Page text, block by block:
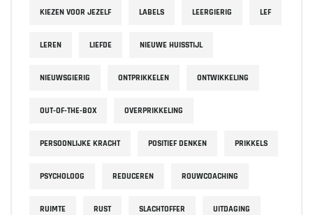
KIEZEN VOOR JEZELF LABELS LEERGIERIG LEF
LEREN LIEFDE NIEUWE HUISSTIJL
NIEUWSGIERIG ONTPRIKKELEN ONTWIKKELING
OUT-OF-THE-BOX OVERPRIKKELING
PERSOONLIJKE KRACHT POSITIEF DENKEN PRIKKELS
PSYCHOLOOG REDUCEREN ROUWCOACHING
RUIMTE RUST SLACHTOFFER UITDAGING